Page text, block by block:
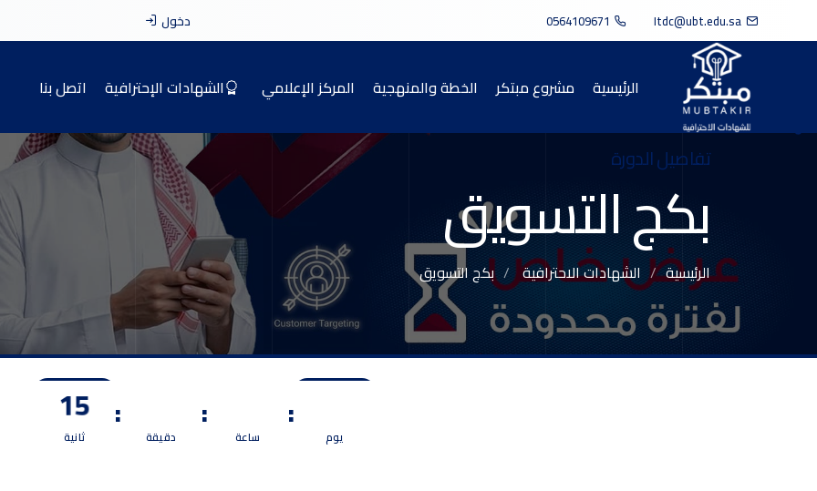
0564109671 Itdc@ubt.edu.sa دخول
الرئيسية مشروع مبتكر الخطة والمنهجية المركز الإعلامي الشهادات الإحترافية اتصل بنا
تفاصيل الدورة
بكج التسويق
الرئيسية الشهادات الاحترافية بكج التسويق
يوم
:
ساعة
:
دقيقة
:
13
ثانية